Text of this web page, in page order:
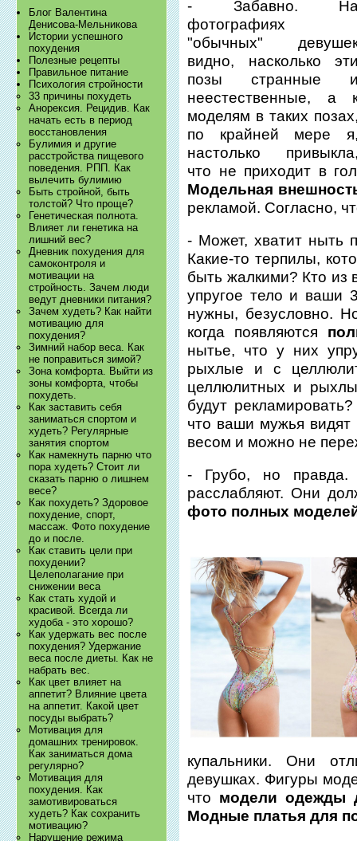
Блог Валентина
Денисова-Мельникова
Истории успешного
похудения
Полезные рецепты
Правильное питание
Психология стройности
33 причины похудеть
Анорексия. Рецидив. Как
начать есть в период
восстановления
Булимия и другие
расстройства пищевого
поведения. РПП. Как
вылечить булимию
Быть стройной, быть
толстой? Что проще?
Генетическая полнота.
Влияет ли генетика на
лишний вес?
Дневник похудения для
самоконтроля и
мотивации на
стройность. Зачем люди
ведут дневники питания?
Зачем худеть? Как найти
мотивацию для
похудения?
Зимний набор веса. Как
не поправиться зимой?
Зона комфорта. Выйти из
зоны комфорта, чтобы
похудеть.
Как заставить себя
заниматься спортом и
худеть? Регулярные
занятия спортом
Как намекнуть парню что
пора худеть? Стоит ли
сказать парню о лишнем
весе?
Как похудеть? Здоровое
похудение, спорт,
массаж. Фото похудение
до и после.
Как ставить цели при
похудении?
Целеполагание при
снижении веса
Как стать худой и
красивой. Всегда ли
худоба - это хорошо?
Как удержать вес после
похудения? Удержание
веса после диеты. Как не
набрать вес.
Как цвет влияет на
аппетит? Влияние цвета
на аппетит. Какой цвет
посуды выбрать?
Мотивация для
домашних тренировок.
Как заниматься дома
регулярно?
Мотивация для
похудения. Как
замотивироваться
худеть? Как сохранить
мотивацию?
Нарушение режима
- Забавно.
фотографиях
"обычных"
видно, насколько
позы странные
неестественные, а
моделям в таких
по крайней мере
настолько
что не приходит в
Модельная
рекламой. Согласно,
- Может, хватит ныть
Какие-то терпилы,
быть жалкими? Кто
упругое тело и ваши
нужны, безусловно.
когда появляются
нытье, что у них
рыхлые и с
целлюлитных и
будут
что ваши мужья
весом и можно не
- Грубо, но
расслабляют. Они
фото полных
купальники. Они
девушках. Фигуры
что модели одежды
Модные платья для